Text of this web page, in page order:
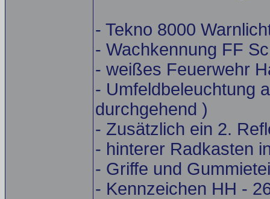
- Tekno 8000
- Wachkennung FF
- weißes Feuerwehr
- Umfeldbeleuchtung
durchgehend )
- Zusätzlich ein 2.
- hinterer Radkasten
- Griffe und
- Kennzeichen HH -